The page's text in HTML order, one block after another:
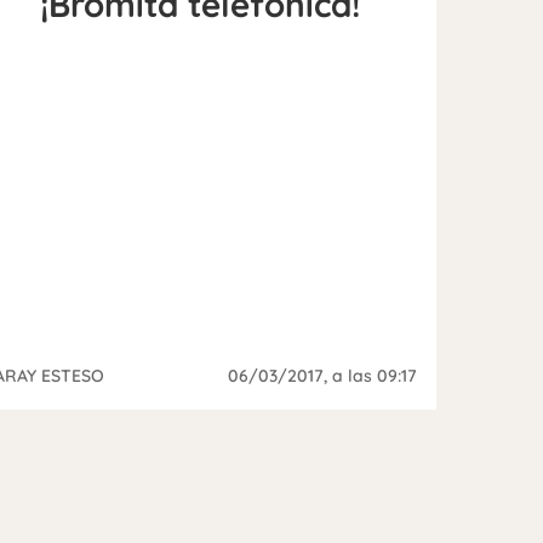
ESTESO 06/03/2017, a las 09:17